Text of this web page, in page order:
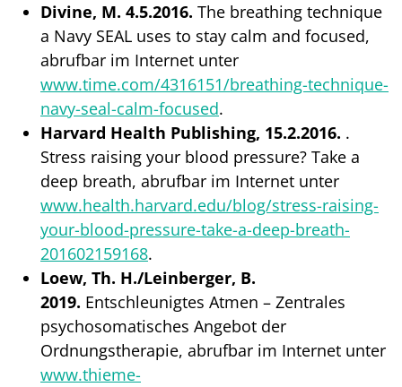
Divine, M. 4.5.2016. The breathing technique
a Navy SEAL uses to stay calm and focused,
abrufbar im Internet unter
www.time.com/4316151/breathing-technique-
navy-seal-calm-focused.
Harvard Health Publishing, 15.2.2016. .
Stress raising your blood pressure? Take a
deep breath, abrufbar im Internet unter
www.health.harvard.edu/blog/stress-raising-
your-blood-pressure-take-a-deep-breath-
201602159168.
Loew, Th. H./Leinberger, B.
2019. Entschleunigtes Atmen – Zentrales
psychosomatisches Angebot der
Ordnungstherapie, abrufbar im Internet unter
www.thieme-